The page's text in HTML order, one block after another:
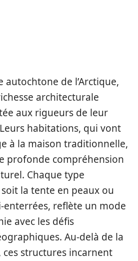
autochtone de l’Arctique,
architecturale
aux rigueurs de leur
habitations, qui vont
à la maison traditionnelle,
profonde compréhension
Chaque type
soit la tente en peaux ou
enterrées, reflète un mode
avec les défis
Au-delà de la
ces structures incarnent